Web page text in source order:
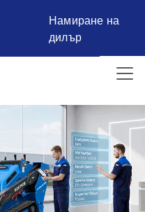
Намиране на
дилър